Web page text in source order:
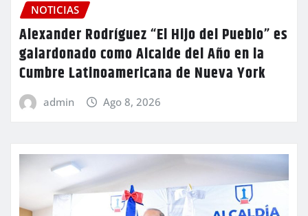
NOTICIAS
Alexander Rodríguez “El Hijo del Pueblo” es
galardonado como Alcalde del Año en la
Cumbre Latinoamericana de Nueva York
admin Ago 8, 2026